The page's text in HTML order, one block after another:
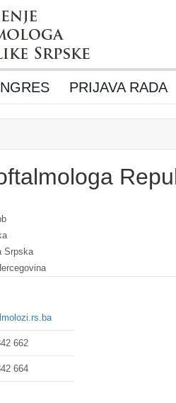
PRIJAVA RADA
Srpska
662
664